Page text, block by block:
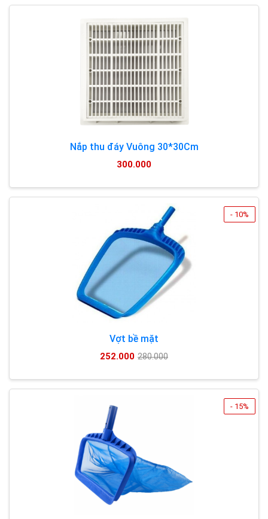
Nắp thu đáy Vuông 30*30Cm
300.000
- 10%
Vợt bề mặt
252.000 280.000
- 15%